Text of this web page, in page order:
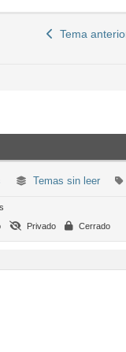
Tema
Temas sin leer
Privado Cerrado